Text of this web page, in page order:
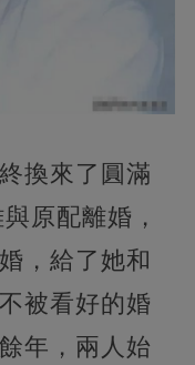
換來了圓滿
原配離婚，
，給了她和
被看好的婚
年，兩人始